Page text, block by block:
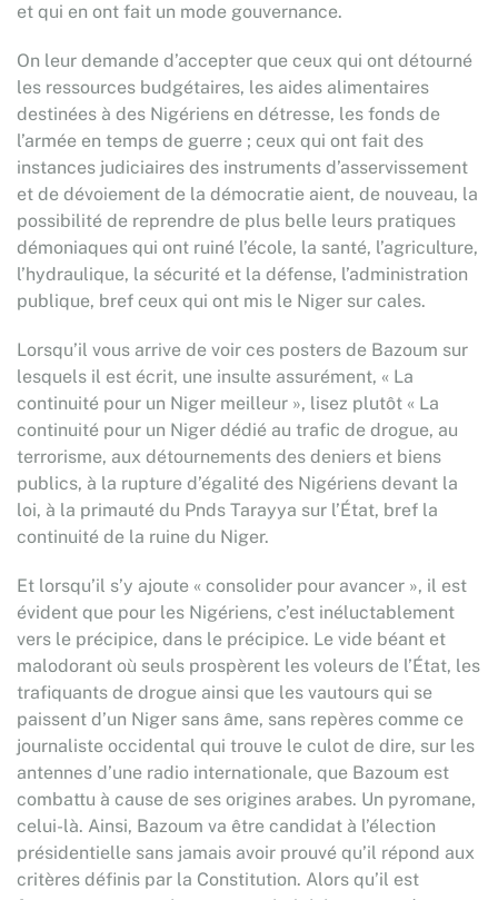
et qui en ont fait un mode gouvernance.
On leur demande d’accepter que ceux qui ont détourné
les ressources budgétaires, les aides alimentaires
destinées à des Nigériens en détresse, les fonds de
l’armée en temps de guerre ; ceux qui ont fait des
instances judiciaires des instruments d’asservissement
et de dévoiement de la démocratie aient, de nouveau, la
possibilité de reprendre de plus belle leurs pratiques
démoniaques qui ont ruiné l’école, la santé, l’agriculture,
l’hydraulique, la sécurité et la défense, l’administration
publique, bref ceux qui ont mis le Niger sur cales.
Lorsqu’il vous arrive de voir ces posters de Bazoum sur
lesquels il est écrit, une insulte assurément, « La
continuité pour un Niger meilleur », lisez plutôt « La
continuité pour un Niger dédié au trafic de drogue, au
terrorisme, aux détournements des deniers et biens
publics, à la rupture d’égalité des Nigériens devant la
loi, à la primauté du Pnds Tarayya sur l’État, bref la
continuité de la ruine du Niger.
Et lorsqu’il s’y ajoute « consolider pour avancer », il est
évident que pour les Nigériens, c’est inéluctablement
vers le précipice, dans le précipice. Le vide béant et
malodorant où seuls prospèrent les voleurs de l’État, les
trafiquants de drogue ainsi que les vautours qui se
paissent d’un Niger sans âme, sans repères comme ce
journaliste occidental qui trouve le culot de dire, sur les
antennes d’une radio internationale, que Bazoum est
combattu à cause de ses origines arabes. Un pyromane,
celui-là. Ainsi, Bazoum va être candidat à l’élection
présidentielle sans jamais avoir prouvé qu’il répond aux
critères définis par la Constitution. Alors qu’il est